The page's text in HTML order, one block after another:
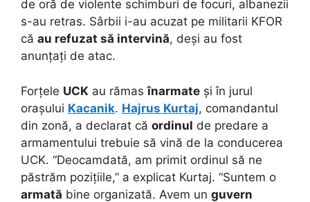
de oră de violente schimburi de focuri, albanezii
s-au retras. Sârbii i-au acuzat pe militarii KFOR
că au refuzat să intervină, deși au fost
anunțați de atac.
Forțele UCK au rămasînarmate și în jurul
orașului Kacanik. Hajrus Kurtaj, comandantul
din zonă, a declarat că ordinul de predare a
armamentului trebuie să vină de la conducerea
UCK. “Deocamdată, am primit ordinul să ne
păstrăm pozițiile,” a explicat Kurtaj. “Suntem o
armată bine organizată. Avem un guvern